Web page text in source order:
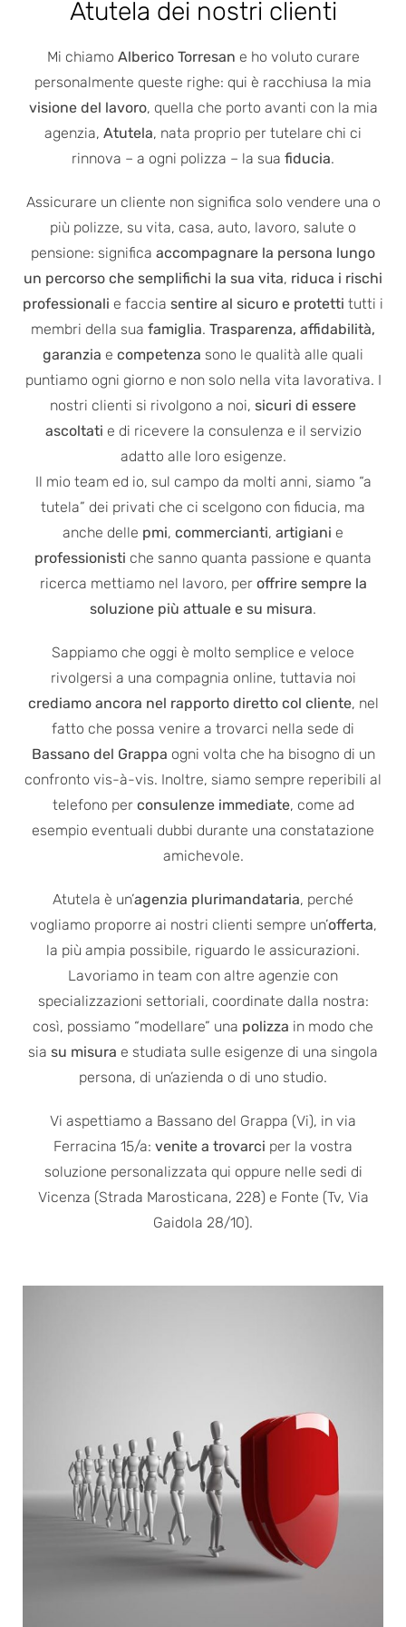
Atutela dei nostri clienti
Mi chiamo Alberico Torresan e ho voluto curare
personalmente queste righe: qui è racchiusa la mia
visione del lavoro, quella che porto avanti con la mia
agenzia, Atutela, nata proprio per tutelare chi ci
rinnova – a ogni polizza – la sua fiducia.
Assicurare un cliente non significa solo vendere una o
più polizze, su vita, casa, auto, lavoro, salute o
pensione: significa accompagnare la persona lungo
un percorso che semplifichi la sua vita, riduca i rischi
professionali e faccia sentire al sicuro e protetti tutti i
membri della sua famiglia. Trasparenza, affidabilità,
garanzia e competenza sono le qualità alle quali
puntiamo ogni giorno e non solo nella vita lavorativa. I
nostri clienti si rivolgono a noi, sicuri di essere
ascoltati e di ricevere la consulenza e il servizio
adatto alle loro esigenze.
Il mio team ed io, sul campo da molti anni, siamo “a
tutela” dei privati che ci scelgono con fiducia, ma
anche delle pmi, commercianti, artigiani e
professionisti che sanno quanta passione e quanta
ricerca mettiamo nel lavoro, per offrire sempre la
soluzione più attuale e su misura.
Sappiamo che oggi è molto semplice e veloce
rivolgersi a una compagnia online, tuttavia noi
crediamo ancora nel rapporto diretto col cliente, nel
fatto che possa venire a trovarci nella sede di
Bassano del Grappa ogni volta che ha bisogno di un
confronto vis-à-vis. Inoltre, siamo sempre reperibili al
telefono per consulenze immediate, come ad
esempio eventuali dubbi durante una constatazione
amichevole.
Atutela è un’agenzia plurimandataria, perché
vogliamo proporre ai nostri clienti sempre un’offerta,
la più ampia possibile, riguardo le assicurazioni.
Lavoriamo in team con altre agenzie con
specializzazioni settoriali, coordinate dalla nostra:
così, possiamo “modellare” una polizza in modo che
sia su misura e studiata sulle esigenze di una singola
persona, di un’azienda o di uno studio.
Vi aspettiamo a Bassano del Grappa (Vi), in via
Ferracina 15/a: venite a trovarci per la vostra
soluzione personalizzata qui oppure nelle sedi di
Vicenza (Strada Marosticana, 228) e Fonte (Tv, Via
Gaidola 28/10).